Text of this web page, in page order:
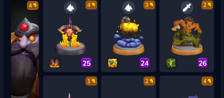
4 4
25
3
24
2
26
1 2 4